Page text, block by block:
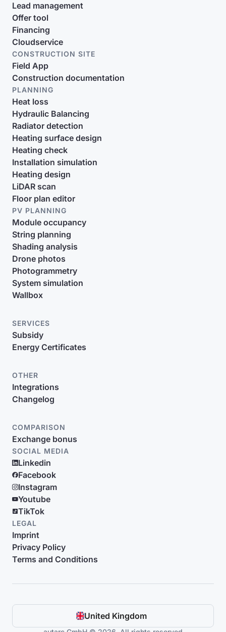
Lead management
Offer tool
Financing
Cloudservice
CONSTRUCTION SITE
Field App
Construction documentation
PLANNING
Heat loss
Hydraulic Balancing
Radiator detection
Heating surface design
Heating check
Installation simulation
Heating design
LiDAR scan
Floor plan editor
PV PLANNING
Module occupancy
String planning
Shading analysis
Drone photos
Photogrammetry
System simulation
Wallbox
SERVICES
Subsidy
Energy Certificates
OTHER
Integrations
Changelog
COMPARISON
Exchange bonus
SOCIAL MEDIA
Linkedin
Facebook
Instagram
Youtube
TikTok
LEGAL
Imprint
Privacy Policy
Terms and Conditions
United Kingdom